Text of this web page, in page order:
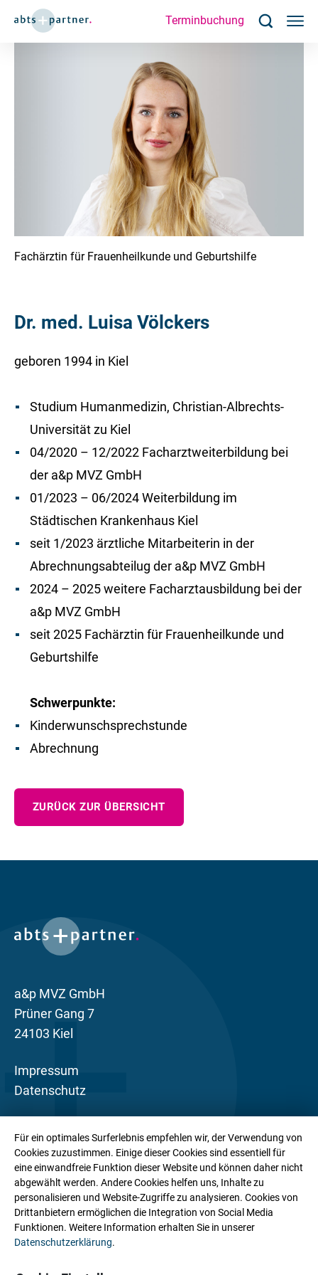
Für ein optimales Surferlebnis empfehlen wir, der Verwendung von
Cookies zuzustimmen. Einige dieser Cookies sind essentiell für
eine einwandfreie Funktion dieser Website und können daher nicht
abgewählt werden. Andere Cookies helfen uns, Inhalte zu
personalisieren und Website-Zugriffe zu analysieren. Cookies von
Drittanbietern ermöglichen die Integration von Social Media
Funktionen. Weitere Information erhalten Sie in unserer
Datenschutzerklärung.
Terminbuchung
Fachärztin für Frauenheilkunde und Geburtshilfe
Dr. med. Luisa Völckers
geboren 1994 in Kiel
Studium Humanmedizin, Christian-Albrechts-
Universität zu Kiel
04/2020 – 12/2022 Facharztweiterbildung bei
der a&p MVZ GmbH
01/2023 – 06/2024 Weiterbildung im
Städtischen Krankenhaus Kiel
seit 1/2023 ärztliche Mitarbeiterin in der
Abrechnungsabteilug der a&p MVZ GmbH
2024 – 2025 weitere Facharztausbildung bei der
a&p MVZ GmbH
seit 2025 Fachärztin für Frauenheilkunde und
Geburtshilfe
Schwerpunkte:
Kinderwunschsprechstunde
Abrechnung
ZURÜCK ZUR ÜBERSICHT
a&p MVZ GmbH
Prüner Gang 7
24103 Kiel
Impressum
Datenschutz
gynäkologischem Schwerpunkt. Mit über 200
Mitarbeiter:innen an zahlreichen Praxisstandorten
sowie internistisch-gynäkologischen Zentren in
Schleswig-Holstein bieten wir unseren
Patient:innen eine wohnortnahe Basisversorgung,
ambulant-spezialärztliche Leistungen und ein